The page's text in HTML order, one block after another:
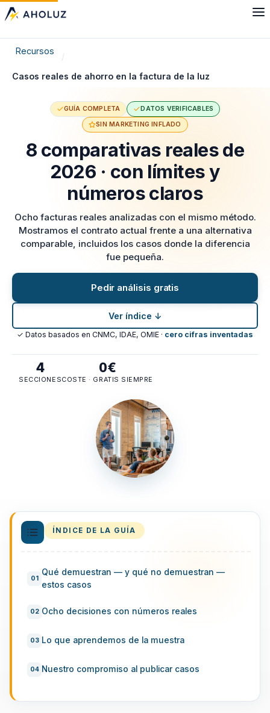
Recursos
Casos reales de ahorro en la factura de la luz
GUÍA COMPLETA
DATOS VERIFICABLES
SIN MARKETING INFLADO
8 comparativas reales de
2026 · con límites y
números claros
Ocho facturas reales analizadas con el mismo método.
Mostramos el contrato actual frente a una alternativa
comparable, incluidos los casos donde la diferencia
fue pequeña.
Pedir análisis gratis
Ver índice ↓
✓ Datos basados en CNMC, IDAE, OMIE · cero cifras inventadas
4
SECCIONES
0€
COSTE · GRATIS SIEMPRE
ÍNDICE DE LA GUÍA
Qué demuestran — y qué no demuestran —
estos casos
Ocho decisiones con números reales
Lo que aprendemos de la muestra
Nuestro compromiso al publicar casos